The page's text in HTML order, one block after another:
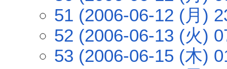
51 (2006-06-12 (月)
52 (2006-06-13 (火)
53 (2006-06-15 (木)